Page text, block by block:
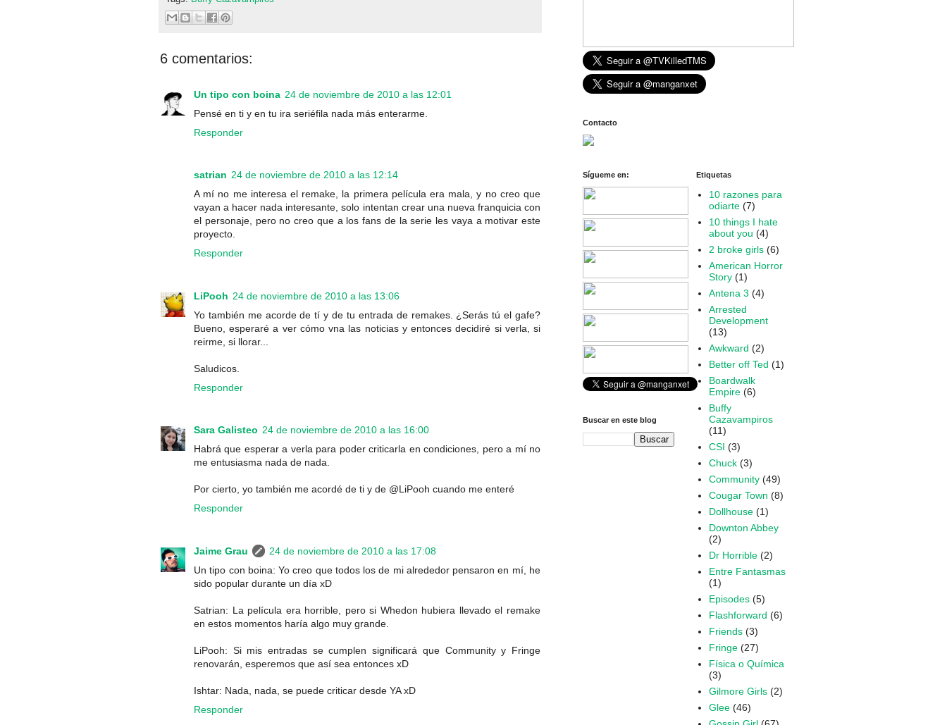
6 comentarios:
Un tipo con boina 24 de noviembre de 2010 a las 12:01
Pensé en ti y en tu ira seriéfila nada más enterarme.
Responder
satrian 24 de noviembre de 2010 a las 12:14
A mí no me interesa el remake, la primera película era mala, y no creo que
vayan a hacer nada interesante, solo intentan crear una nueva franquicia con
el personaje, pero no creo que a los fans de la serie les vaya a motivar este
proyecto.
Responder
LiPooh 24 de noviembre de 2010 a las 13:06
Yo también me acorde de tí y de tu entrada de remakes. ¿Serás tú el gafe?
Bueno, esperaré a ver cómo vna las noticias y entonces decidiré si verla, si
reirme, si llorar...
Saludicos.
Responder
Sara Galisteo 24 de noviembre de 2010 a las 16:00
Habrá que esperar a verla para poder criticarla en condiciones, pero a mí no
me entusiasma nada de nada.
Por cierto, yo también me acordé de ti y de @LiPooh cuando me enteré
Responder
Jaime Grau
24 de noviembre de 2010 a las 17:08
Un tipo con boina: Yo creo que todos los de mi alrededor pensaron en mí, he
sido popular durante un día xD
Satrian: La película era horrible, pero si Whedon hubiera llevado el remake
en estos momentos haría algo muy grande.
LiPooh: Si mis entradas se cumplen significará que Community y Fringe
renovarán, esperemos que así sea entonces xD
Ishtar: Nada, nada, se puede criticar desde YA xD
Responder
Contacto
Sígueme en:
Buscar en este blog
Etiquetas
10 razones para
odiarte (7)
10 things I hate
about you (4)
2 broke girls (6)
American Horror
Story (1)
Antena 3 (4)
Arrested
Development
(13)
Awkward (2)
Better off Ted (1)
Boardwalk
Empire (6)
Buffy
Cazavampiros
(11)
CSI (3)
Chuck (3)
Community (49)
Cougar Town (8)
Dollhouse (1)
Downton Abbey
(2)
Dr Horrible (2)
Entre Fantasmas
(1)
Episodes (5)
Flashforward (6)
Friends (3)
Fringe (27)
Física o Química
(3)
Gilmore Girls (2)
Glee (46)